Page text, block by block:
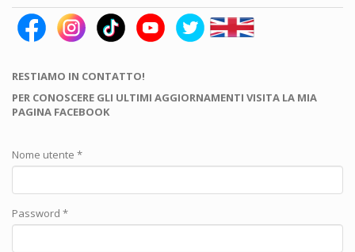
RESTIAMO IN CONTATTO!
PER CONOSCERE GLI ULTIMI AGGIORNAMENTI VISITA LA MIA
PAGINA FACEBOOK
Nome utente *
Password *